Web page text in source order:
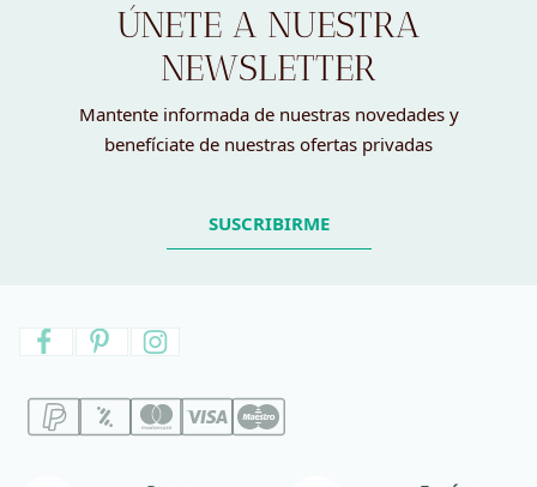
ÚNETE A NUESTRA
NEWSLETTER
Mantente informada de nuestras novedades y
benefíciate de nuestras ofertas privadas
SUSCRIBIRME